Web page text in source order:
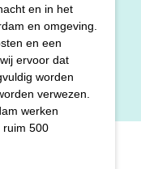
en in het
en omgeving.
en een
ervoor dat
worden
verwezen.
werken
ruim 500